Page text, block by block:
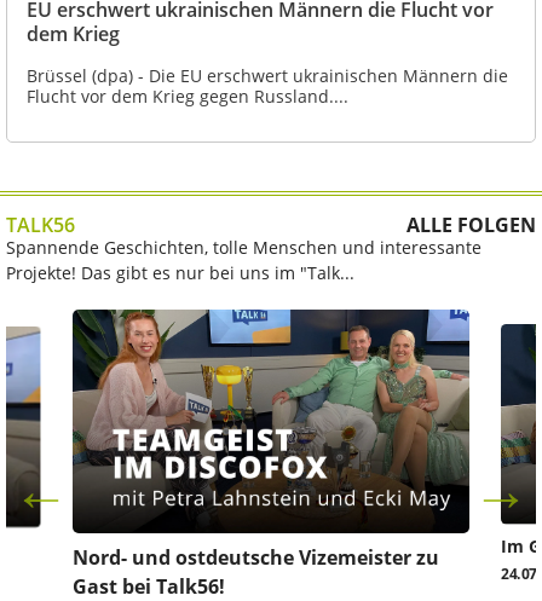
EU erschwert ukrainischen Männern die Flucht vor
dem Krieg
Brüssel (dpa) - Die EU erschwert ukrainischen Männern die
Flucht vor dem Krieg gegen Russland....
TALK56 ALLE FOLGEN
Spannende Geschichten, tolle Menschen und interessante
Projekte! Das gibt es nur bei uns im "Talk...
Nord- und ostdeutsche Vizemeister zu
Gast bei Talk56!
Im